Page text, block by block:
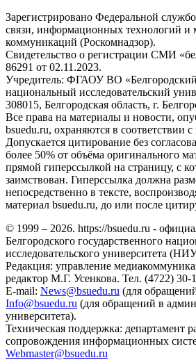
Зарегистрировано Федеральной
связи, информационных технологий и
коммуникаций (Роскомнадзор).
Свидетельство о регистрации СМИ
86291 от 02.11.2023.
Учредитель: ФГАОУ ВО «Белгородский
национальный исследовательский
308015, Белгородская область, г.
Все права на материалы и новости,
bsuedu.ru, охраняются в соответствии
Допускается цитирование без
более 50% от объёма оригинального
прямой гиперссылкой на страницу, с
заимствован. Гиперссылка должна
непосредственно в тексте,
материал bsuedu.ru, до или после
© 1999 – 2026. https://bsuedu.ru -
Белгородского государственного
исследовательского университета
Редакция: управление
редактор М.Г. Усенкова. Тел. (4722) 30-
E-mail: News@bsuedu.ru (для
Info@bsuedu.ru (для обращений в
университета).
Техническая поддержка: департамент
сопровождения информационных
Webmaster@bsuedu.ru